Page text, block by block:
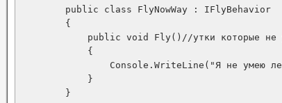
        public class FlyNowWay : IFlyBehavior
        {
public void Fly()//утки которые не
            {
Console.WriteLine("Я не умею
            }
        }